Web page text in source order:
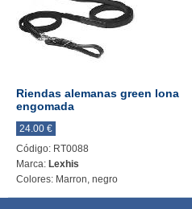
Riendas alemanas green lona
engomada
24.00 €
Código: RT0088
Marca: Lexhis
Colores: Marron, negro